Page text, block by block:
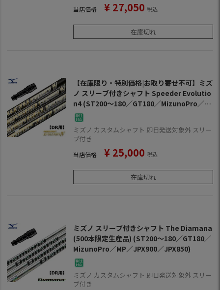
当店価格 ¥ 27,050 税込
在庫切れ
【在庫限り・特別価格|お取り寄せ不可】ミズ
ノ スリーブ付きシャフト Speeder Evolutio
n4 (ST200～180／GT180／MizunoPro／M
P／JPX900／JPX850)
ミズノ カスタムシャフト 即日発送対象外 スリー
ブ付き
当店価格 ¥ 25,000 税込
在庫切れ
ミズノ スリーブ付きシャフト The Diamana
(500本限定生産品) (ST200～180／GT180／
MizunoPro／MP／JPX900／JPX850)
ミズノ カスタムシャフト 即日発送対象外 スリー
ブ付き